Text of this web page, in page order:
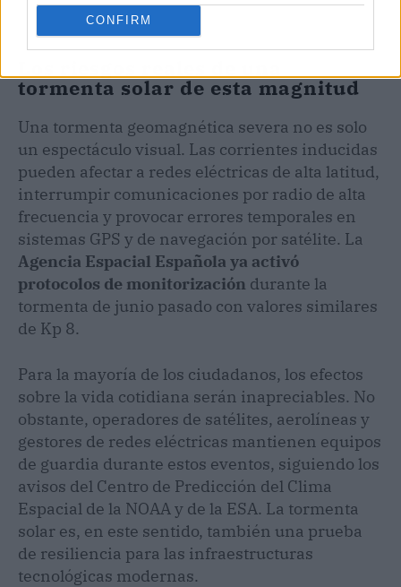
CONFIRM
tormenta solar de esta magnitud
Una tormenta geomagnética severa no es solo
un espectáculo visual. Las corrientes inducidas
pueden afectar a redes eléctricas de alta latitud,
interrumpir comunicaciones por radio de alta
frecuencia y provocar errores temporales en
sistemas GPS y de navegación por satélite. La
Agencia Espacial Española ya activó
protocolos de monitorización durante la
tormenta de junio pasado con valores similares
de Kp 8.
Para la mayoría de los ciudadanos, los efectos
sobre la vida cotidiana serán inapreciables. No
obstante, operadores de satélites, aerolíneas y
gestores de redes eléctricas mantienen equipos
de guardia durante estos eventos, siguiendo los
avisos del Centro de Predicción del Clima
Espacial de la NOAA y de la ESA. La tormenta
solar es, en este sentido, también una prueba
de resiliencia para las infraestructuras
tecnológicas modernas.